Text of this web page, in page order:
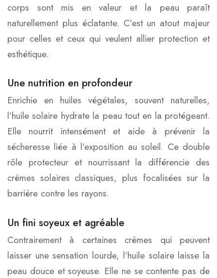
corps sont mis en valeur et la peau paraît
naturellement plus éclatante. C’est un atout majeur
pour celles et ceux qui veulent allier protection et
esthétique.
Une nutrition en profondeur
Enrichie en huiles végétales, souvent naturelles,
l’huile solaire hydrate la peau tout en la protégeant.
Elle nourrit intensément et aide à prévenir la
sécheresse liée à l’exposition au soleil. Ce double
rôle protecteur et nourrissant la différencie des
crèmes solaires classiques, plus focalisées sur la
barrière contre les rayons.
Un fini soyeux et agréable
Contrairement à certaines crèmes qui peuvent
laisser une sensation lourde, l’huile solaire laisse la
peau douce et soyeuse. Elle ne se contente pas de